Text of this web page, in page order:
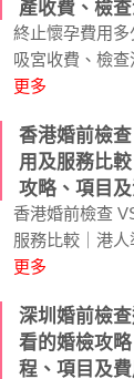
產收費、檢
終止懷孕費用多
吸宮收費、檢
更多
香港婚前檢
用及服務比
攻略、項目
香港婚前檢查
服務比較｜港
更多
深圳婚前檢
看的婚檢攻
程、項目及